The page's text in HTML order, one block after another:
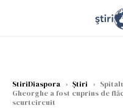
StiriDiaspora › Știri ›
Gheorghe a fost cuprins de
scurtcircuit